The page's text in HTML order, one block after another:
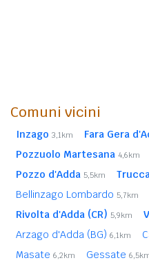
Comuni vicini
Inzago 3,1km Fara Gera
Pozzuolo Martesana 4,6km
Pozzo d'Adda 5,5km
Bellinzago Lombardo 5,7km
Rivolta d'Adda (CR) 5,9km
Arzago d'Adda (BG) 6,1km
Masate 6,2km Gessate